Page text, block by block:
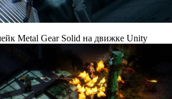
Metal Gear Solid на движке Unity